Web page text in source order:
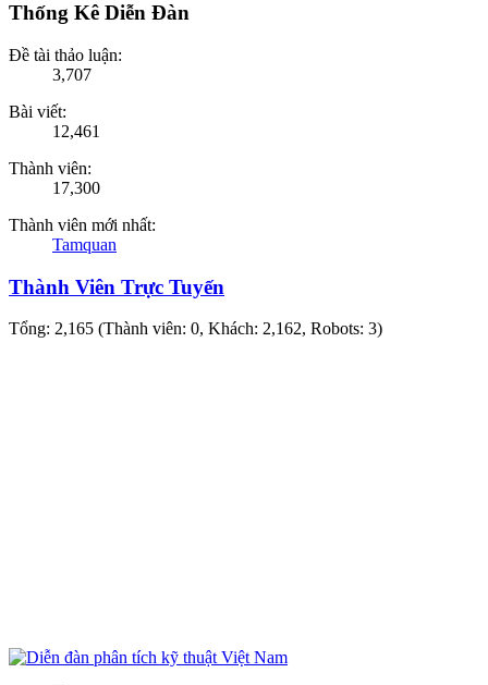
Thống Kê Diễn Đàn
Đề tài thảo luận:
3,707
Bài viết:
12,461
Thành viên:
17,300
Thành viên mới nhất:
Tamquan
Thành Viên Trực Tuyến
Tổng: 2,165 (Thành viên: 0, Khách: 2,162, Robots: 3)